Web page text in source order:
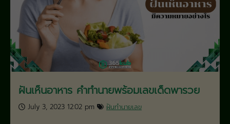
ฝันเห็นอาหาร คำทำนายพร้อมเลขเด็ดพารวย
July 3, 2023 12:02 pm ฝันทำนายเลข